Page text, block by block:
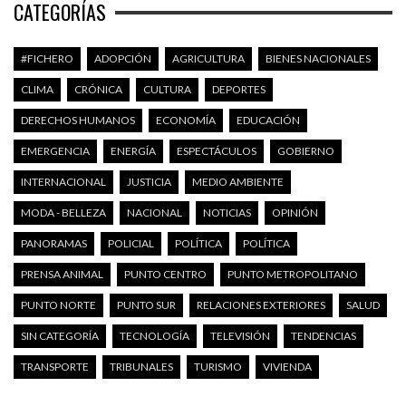
CATEGORÍAS
#FICHERO ADOPCIÓN AGRICULTURA BIENES NACIONALES
CLIMA CRÓNICA CULTURA DEPORTES
DERECHOS HUMANOS ECONOMÍA EDUCACIÓN
EMERGENCIA ENERGÍA ESPECTÁCULOS GOBIERNO
INTERNACIONAL JUSTICIA MEDIO AMBIENTE
MODA - BELLEZA NACIONAL NOTICIAS OPINIÓN
PANORAMAS POLICIAL POLÍTICA POLÍTICA
PRENSA ANIMAL PUNTO CENTRO PUNTO METROPOLITANO
PUNTO NORTE PUNTO SUR RELACIONES EXTERIORES SALUD
SIN CATEGORÍA TECNOLOGÍA TELEVISIÓN TENDENCIAS
TRANSPORTE TRIBUNALES TURISMO VIVIENDA